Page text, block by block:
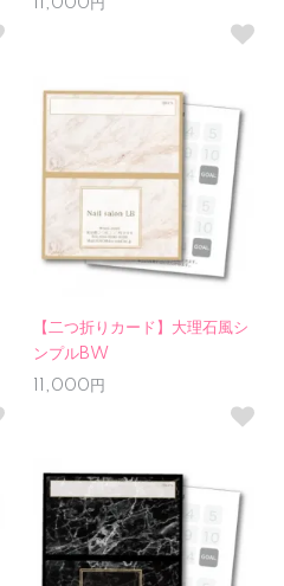
11,000円
【二つ折りカード】大理石風シ
ンプルBW
11,000円